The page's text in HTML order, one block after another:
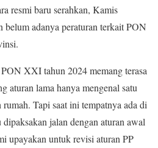
resmi baru serahkan, Kamis
adanya peraturan terkait PON
XXI tahun 2024 memang terasa
aturan lama hanya mengenal satu
Tapi saat ini tempatnya ada di
jalan dengan aturan awal
upayakan untuk revisi aturan PP